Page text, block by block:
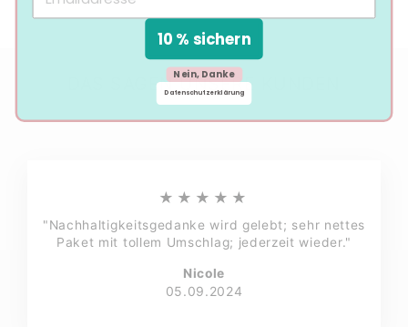
DAS SAGEN UNSERE KUNDEN
★★★★★
"Nachhaltigkeitsgedanke wird gelebt; sehr nettes
Paket mit tollem Umschlag; jederzeit wieder."
Nicole
05.09.2024
10 % sichern
Nein, Danke
Datenschutzerklärung